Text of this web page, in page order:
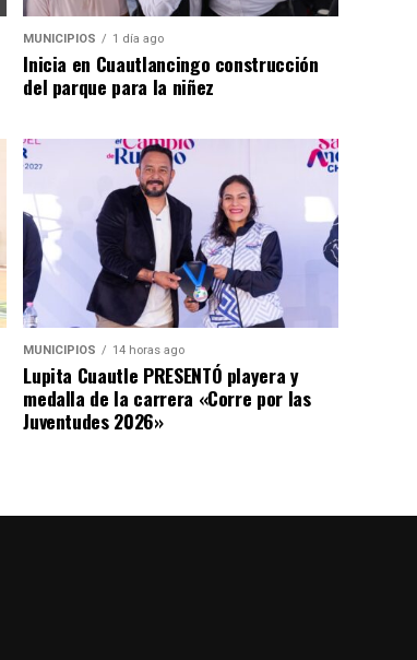
MUNICIPIOS 1 día ago
Inicia en Cuautlancingo construcción
del parque para la niñez
MUNICIPIOS 14 horas ago
Lupita Cuautle PRESENTÓ playera y
medalla de la carrera «Corre por las
Juventudes 2026»